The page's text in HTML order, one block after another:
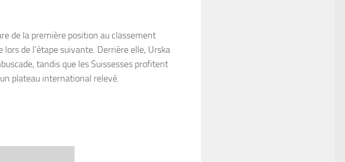
de la première position au classement
de l’étape suivante. Derrière elle, Urska
tandis que les Suissesses profitent
plateau international relevé.